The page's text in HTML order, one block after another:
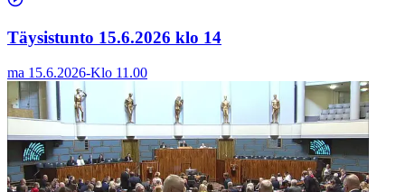
Täysistunto 15.6.2026 klo 14
ma 15.6.2026-Klo 11.00